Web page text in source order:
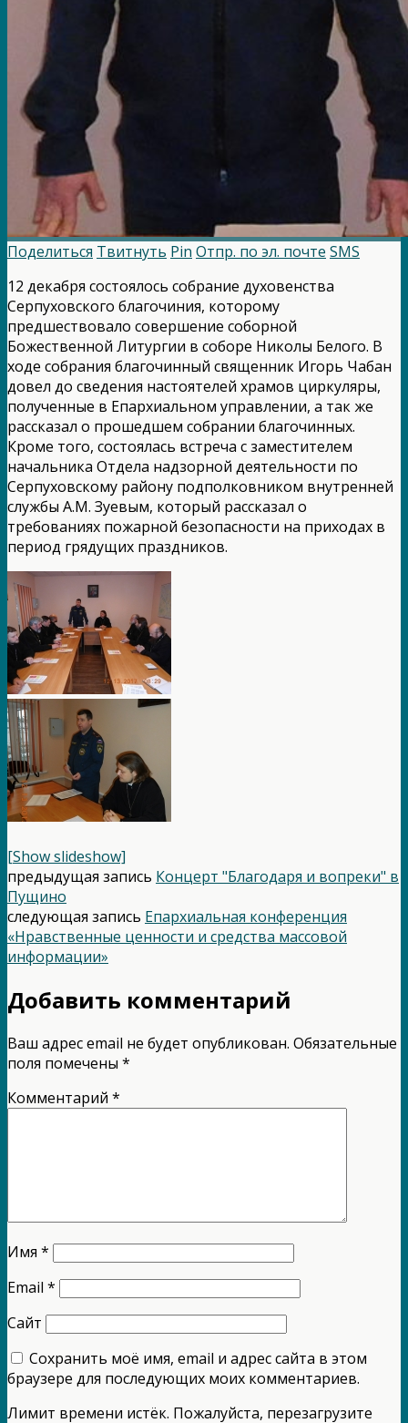
Поделиться Твитнуть Pin Отпр. по эл. почте SMS
12 декабря состоялось собрание духовенства
Серпуховского благочиния, которому
предшествовало совершение соборной
Божественной Литургии в соборе Николы Белого. В
ходе собрания благочинный священник Игорь Чабан
довел до сведения настоятелей храмов циркуляры,
полученные в Епархиальном управлении, а так же
рассказал о прошедшем собрании благочинных.
Кроме того, состоялась встреча с заместителем
начальника Отдела надзорной деятельности по
Серпуховскому району подполковником внутренней
службы А.М. Зуевым, который рассказал о
требованиях пожарной безопасности на приходах в
период грядущих праздников.
[Show slideshow]
предыдущая запись Концерт "Благодаря и вопреки" в
Пущино
следующая запись Епархиальная конференция
«Нравственные ценности и средства массовой
информации»
Добавить комментарий
Ваш адрес email не будет опубликован. Обязательные
поля помечены *
Комментарий *
Имя *
Email *
Сайт
Сохранить моё имя, email и адрес сайта в этом
браузере для последующих моих комментариев.
Лимит времени истёк. Пожалуйста, перезагрузите